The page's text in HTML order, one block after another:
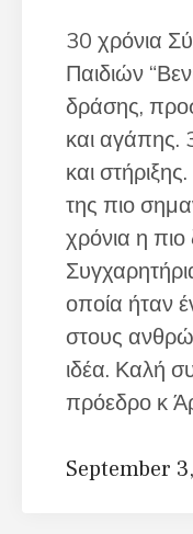
30 χρόνια
Παιδιών
δράσης,
και αγάπης.
και
της πιο
χρόνια η πιο
οποία ήταν
στους
ιδέα. Καλή
πρόεδρο κ
September